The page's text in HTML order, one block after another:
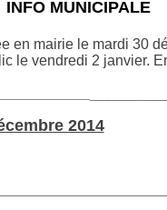
MUNICIPALE
mairie le mardi 30
le vendredi 2 janvier.
2014